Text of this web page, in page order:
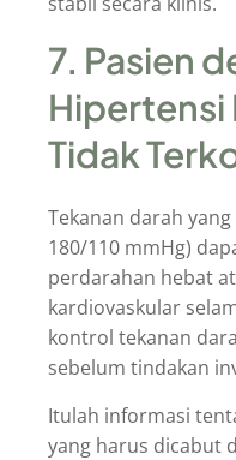
7. Pasien
Hipertensi
Tidak
Tekanan darah
180/110 mmHg)
perdarahan hebat
kardiovaskular
kontrol tekanan
sebelum tindakan
Itulah informasi
yang harus dicabut